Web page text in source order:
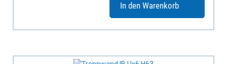
In den Warenkorb